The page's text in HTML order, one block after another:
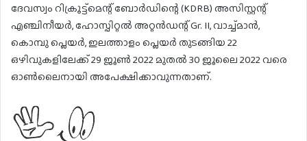
ദേവസ്വം റിക്രൂട്ട്‌മെന്റ് ബോർഡിന്റെ (KDRB) അസിസ്റ്റന്റ്
എഞ്ചിനീയർ, ഹോസ്പിറ്റൽ അറ്റൻഡന്റ് Gr. II, വാച്ച്മാൻ,
കൊമ്പു പ്ലെയർ, ഇലത്താളം പ്ലെയർ തുടങ്ങിയ 22
ഒഴിവുകളിലേക്ക് 29 ജൂൺ 2022 മുതൽ 30 ജൂലൈ 2022 വരെ
ഓൺലൈനായി അപേക്ഷിക്കാവുന്നതാണ്.